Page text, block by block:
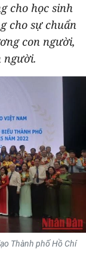
cho học sinh
cho sự chuẩn
con người,
người.
Thành phố Hồ Chí